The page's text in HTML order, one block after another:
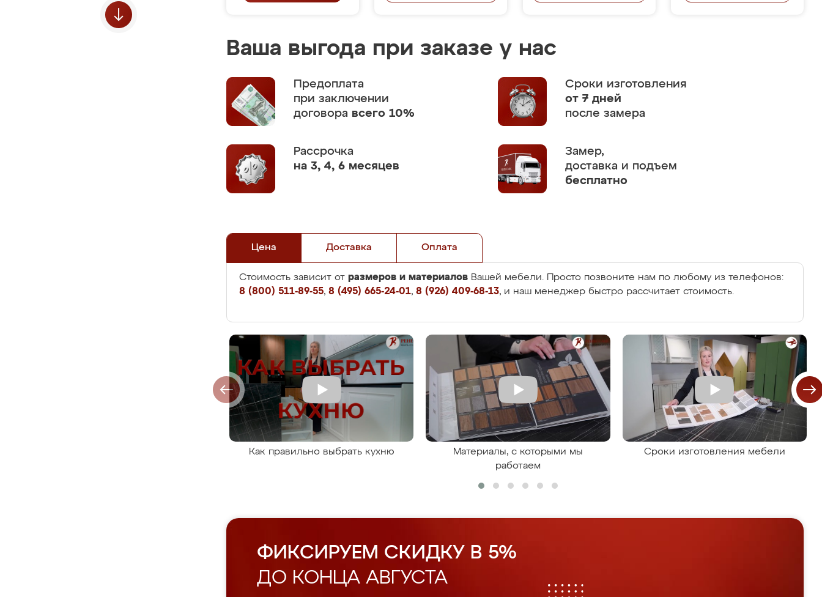
Ваша выгода при заказе у нас
Предоплата
при заключении
договора всего 10%
Сроки изготовления
от 7 дней
после замера
Рассрочка
на 3, 4, 6 месяцев
Замер,
доставка и подъем
бесплатно
Цена Доставка Оплата
Стоимость зависит от размеров и материалов Вашей мебели. Просто позвоните нам по любому из телефонов:
8 (800) 511-89-55, 8 (495) 665-24-01, 8 (926) 409-68-13, и наш менеджер быстро рассчитает стоимость.
Как правильно выбрать кухню
Материалы, с которыми мы
работаем
Сроки изготовления мебели
ФИКСИРУЕМ СКИДКУ В 5%
ДО КОНЦА АВГУСТА